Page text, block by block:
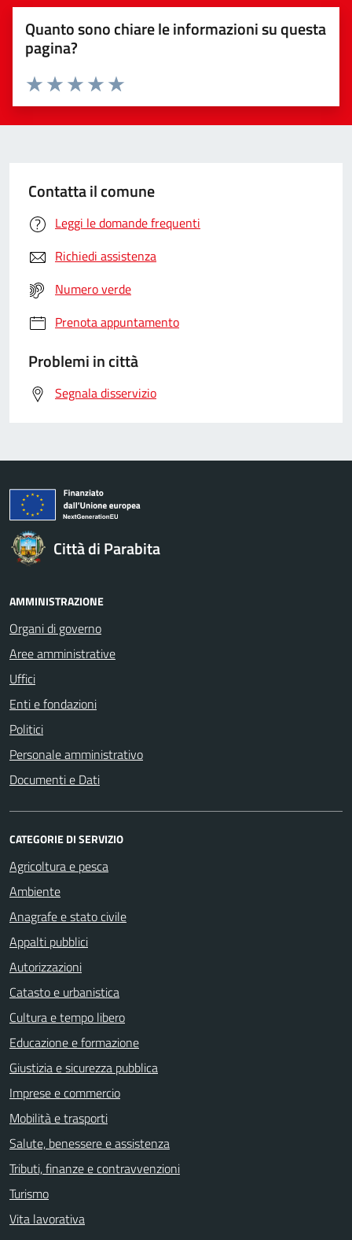
Quanto sono chiare le informazioni su questa
pagina?
Valuta da 1 a 5 stelle la pagina
Valuta 5 stelle su 5
Valuta 4 stelle su 5
Valuta 3 stelle su 5
Valuta 2 stelle su 5
Valuta 1 stelle su 5
Contatta il comune
Leggi le domande frequenti
Richiedi assistenza
Numero verde
Prenota appuntamento
Problemi in città
Segnala disservizio
Città di Parabita
AMMINISTRAZIONE
Organi di governo
Aree amministrative
Uffici
Enti e fondazioni
Politici
Personale amministrativo
Documenti e Dati
CATEGORIE DI SERVIZIO
Agricoltura e pesca
Ambiente
Anagrafe e stato civile
Appalti pubblici
Autorizzazioni
Catasto e urbanistica
Cultura e tempo libero
Educazione e formazione
Giustizia e sicurezza pubblica
Imprese e commercio
Mobilità e trasporti
Salute, benessere e assistenza
Tributi, finanze e contravvenzioni
Turismo
Vita lavorativa